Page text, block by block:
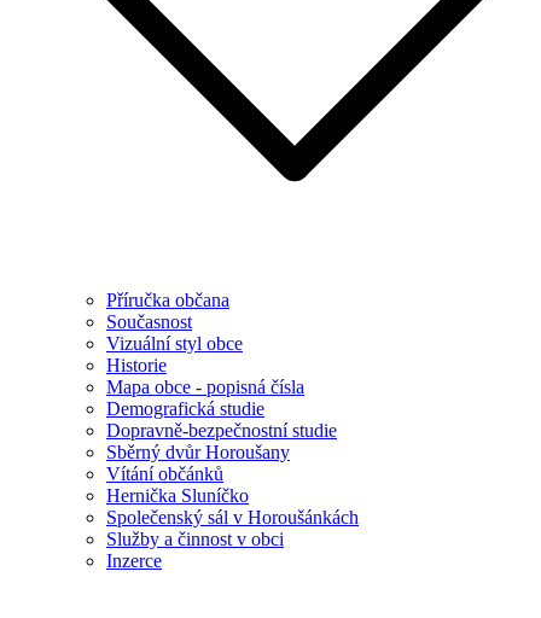
Příručka občana
Současnost
Vizuální styl obce
Historie
Mapa obce - popisná čísla
Demografická studie
Dopravně-bezpečnostní studie
Sběrný dvůr Horoušany
Vítání občánků
Hernička Sluníčko
Společenský sál v Horoušánkách
Služby a činnost v obci
Inzerce